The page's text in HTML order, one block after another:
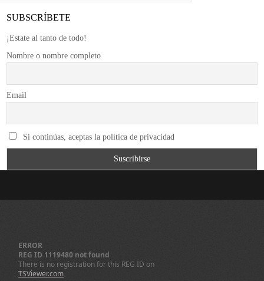
SUBSCRÍBETE
¡Estate al tanto de todo!
Nombre o nombre completo
Email
Si continúas, aceptas la política de privacidad
ERROR
REG ID 1119480 not found
There is no registration for this REG ID on
TSViewer.com